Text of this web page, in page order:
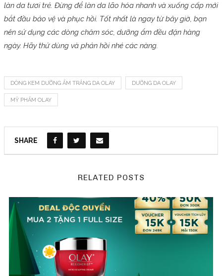
làn da tươi trẻ. Đừng để làn da lão hóa nhanh và xuống cấp mới
bắt đầu bảo vệ và phục hồi. Tốt nhất là ngay từ bây giờ, bạn
nên sử dụng các dòng chăm sóc, dưỡng ẩm đều đặn hàng
ngày. Hãy thử dùng và phản hồi nhé các nàng.
DÒNG KEM DƯỠNG ẨM TRẮNG DA OLAY DƯỠNG DA OLAY
MỸ PHẨM OLAY
SHARE
RELATED POSTS